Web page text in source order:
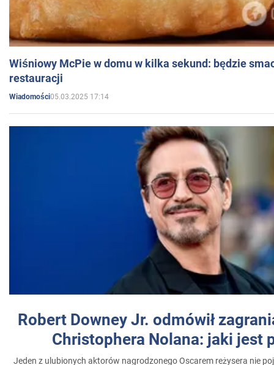
Wiśniowy McPie w domu w kilka sekund: będzie
restauracji
Wiadomości05.03.2025 17:14
Robert Downey Jr. odmówił
Christophera Nolana: jaki jest
Jeden z ulubionych aktorów nagrodzonego Oscarem reżysera nie